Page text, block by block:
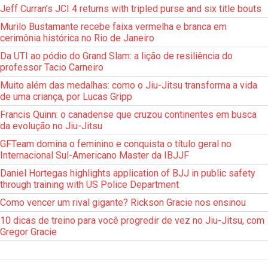
Jeff Curran’s JCI 4 returns with tripled purse and six title bouts
Murilo Bustamante recebe faixa vermelha e branca em
cerimônia histórica no Rio de Janeiro
Da UTI ao pódio do Grand Slam: a lição de resiliência do
professor Tacio Carneiro
Muito além das medalhas: como o Jiu-Jitsu transforma a vida
de uma criança, por Lucas Gripp
Francis Quinn: o canadense que cruzou continentes em busca
da evolução no Jiu-Jitsu
GFTeam domina o feminino e conquista o título geral no
Internacional Sul-Americano Master da IBJJF
Daniel Hortegas highlights application of BJJ in public safety
through training with US Police Department
Como vencer um rival gigante? Rickson Gracie nos ensinou
10 dicas de treino para você progredir de vez no Jiu-Jitsu, com
Gregor Gracie